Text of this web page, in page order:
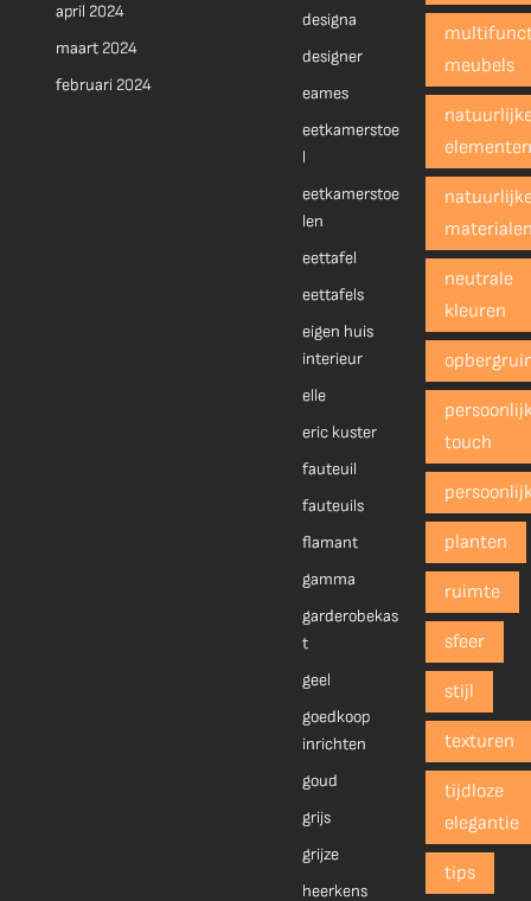
april 2024
maart 2024
februari 2024
designa
designer
eames
eetkamerstoe
l
eetkamerstoe
len
eettafel
eettafels
eigen huis
interieur
elle
eric kuster
fauteuil
fauteuils
flamant
gamma
garderobekas
t
geel
goedkoop
inrichten
goud
grijs
grijze
heerkens
meubels
neutrale
kleuren
touch
planten
ruimte
sfeer
stijl
texturen
tijdloze
elegantie
tips